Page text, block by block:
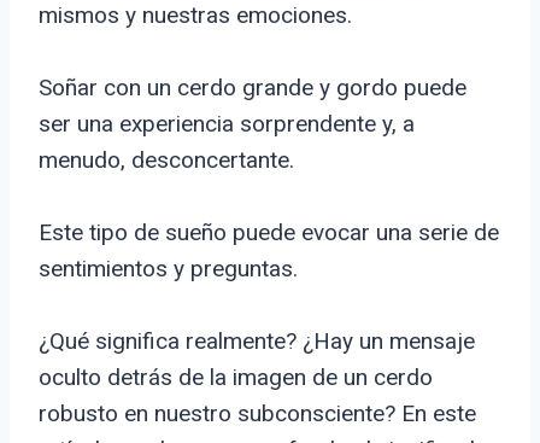
mismos y nuestras emociones.
Soñar con un cerdo grande y gordo puede
ser una experiencia sorprendente y, a
menudo, desconcertante.
Este tipo de sueño puede evocar una serie de
sentimientos y preguntas.
¿Qué significa realmente? ¿Hay un mensaje
oculto detrás de la imagen de un cerdo
robusto en nuestro subconsciente? En este